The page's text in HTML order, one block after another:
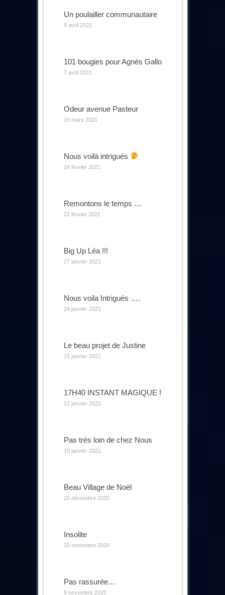
Un poulailler communautaire
9 avril 2021
101 bougies pour Agnès Gallo
7 avril 2021
Odeur avenue Pasteur
19 mars 2021
Nous voilà intrigués
24 février 2021
Remontons le temps …
22 février 2021
Big Up Léa !!!
27 janvier 2021
Nous voila Intrigués ….
24 janvier 2021
Le beau projet de Justine
15 janvier 2021
17H40 INSTANT MAGIQUE !
12 janvier 2021
Pas très loin de chez Nous
10 janvier 2021
Beau Village de Noël
25 décembre 2020
Insolite
20 novembre 2020
Pas rassurée…
8 novembre 2020